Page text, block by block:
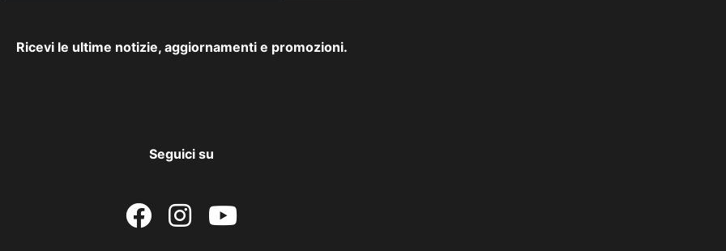
Ricevi le ultime notizie, aggiornamenti e promozioni.
Seguici su